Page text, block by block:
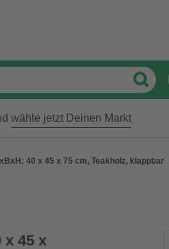
wähle jetzt Deinen Markt
40 x 45 x 75 cm, Teakholz, klappbar
x 45 x